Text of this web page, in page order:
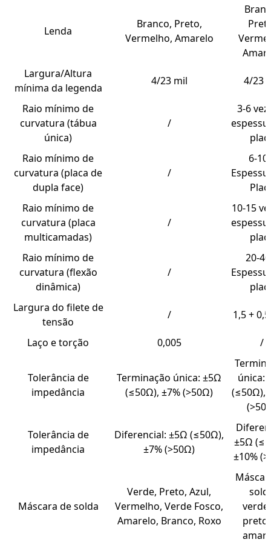
Lenda
Branco, Preto,
Vermelho, Amarelo
Largura/Altura
mínima da legenda
4/23 mil 4/23
Raio mínimo de
curvatura (tábua
única)
/
3-6
Raio mínimo de
curvatura (placa de
dupla face)
/
6-10
Raio mínimo de
curvatura (placa
multicamadas)
/
10-15
Raio mínimo de
curvatura (flexão
dinâmica)
/
20-
Largura do filete de
tensão
/ 1,5 +
Laço e torção 0,005 /
Tolerância de
impedância
Terminação única: ±5Ω
(≤50Ω), ±7% (>50Ω)
única:
(≤50Ω),
Tolerância de
impedância
Diferencial: ±5Ω (≤50Ω),
±7% (>50Ω)
±5Ω
±10%
Máscara de solda
Verde, Preto, Azul,
Vermelho, Verde Fosco,
Amarelo, Branco, Roxo